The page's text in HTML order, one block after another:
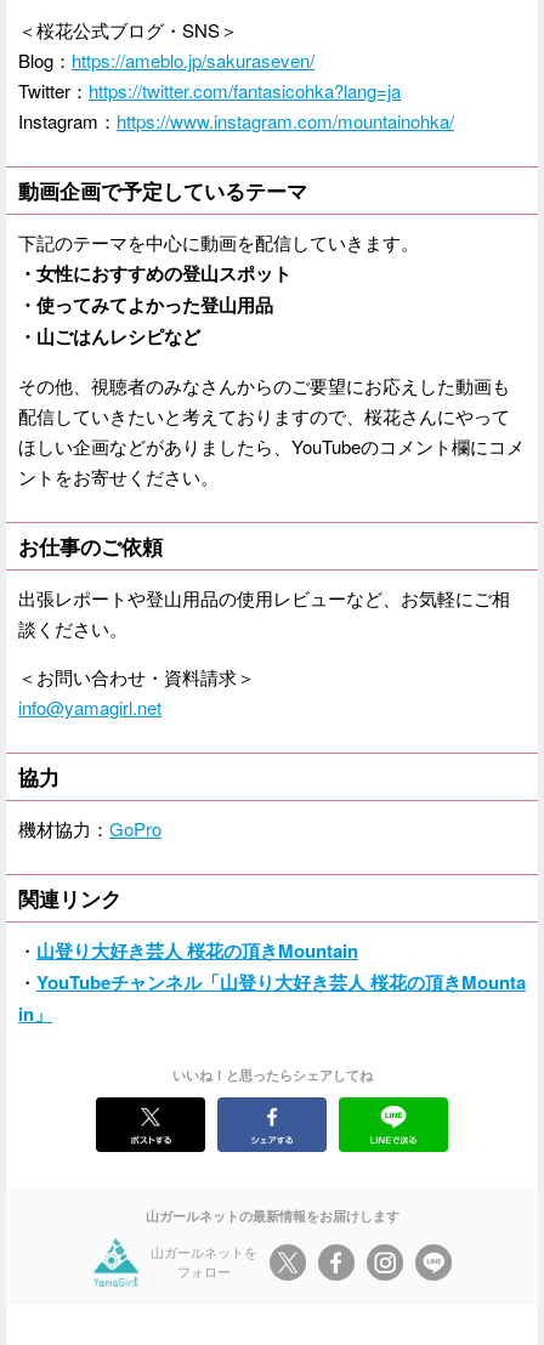
＜桜花公式ブログ・SNS＞
Blog： https://ameblo.jp/sakuraseven/
Twitter： https://twitter.com/fantasicohka?lang=ja
Instagram： https://www.instagram.com/mountainohka/
動画企画で予定しているテーマ
下記のテーマを中心に動画を配信していきます。
・女性におすすめの登山スポット
・使ってみてよかった登山用品
・山ごはんレシピなど
その他、視聴者のみなさんからのご要望にお応えした動画も
配信していきたいと考えておりますので、桜花さんにやって
ほしい企画などがありましたら、YouTubeのコメント欄にコメ
ントをお寄せください。
お仕事のご依頼
出張レポートや登山用品の使用レビューなど、お気軽にご相
談ください。
＜お問い合わせ・資料請求＞
info@yamagirl.net
協力
機材協力： GoPro
関連リンク
・ 山登り大好き芸人 桜花の頂きMountain
・ YouTubeチャンネル「山登り大好き芸人 桜花の頂きMounta
in」
いいね！と思ったらシェアしてね
山ガールネットの最新情報をお届けします
山ガールネットを
フォロー